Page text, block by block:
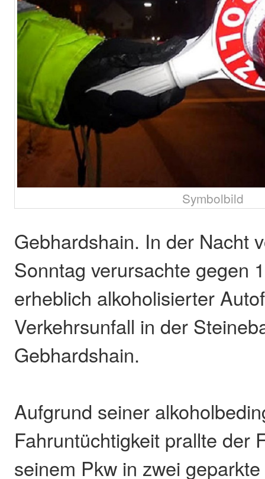
Symbolbild
Gebhardshain. In der Nacht
Sonntag verursachte gegen
erheblich alkoholisierter
Verkehrsunfall in der
Gebhardshain.
Aufgrund seiner
Fahruntüchtigkeit prallte der
seinem Pkw in zwei